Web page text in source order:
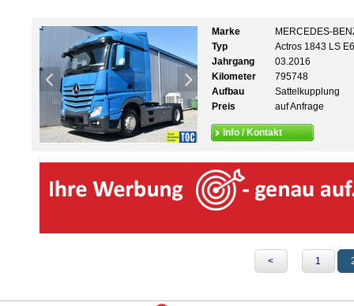
Marke
MERCEDES-
Typ
Actros 1843 LS
Jahrgang
03.2016
Kilometer
795748
Aufbau
Sattelkupplung
Preis
auf Anfrage
Info / Kontakt
< 1